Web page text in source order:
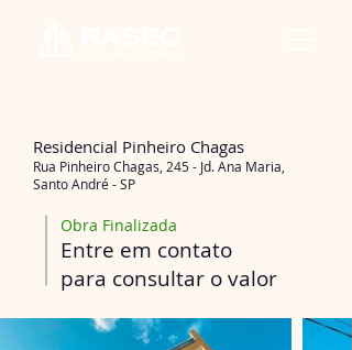
Residencial Pinheiro Chagas
Rua Pinheiro Chagas, 245 - Jd. Ana Maria,
Santo André - SP
Obra Finalizada
Entre em contato
para consultar o valor